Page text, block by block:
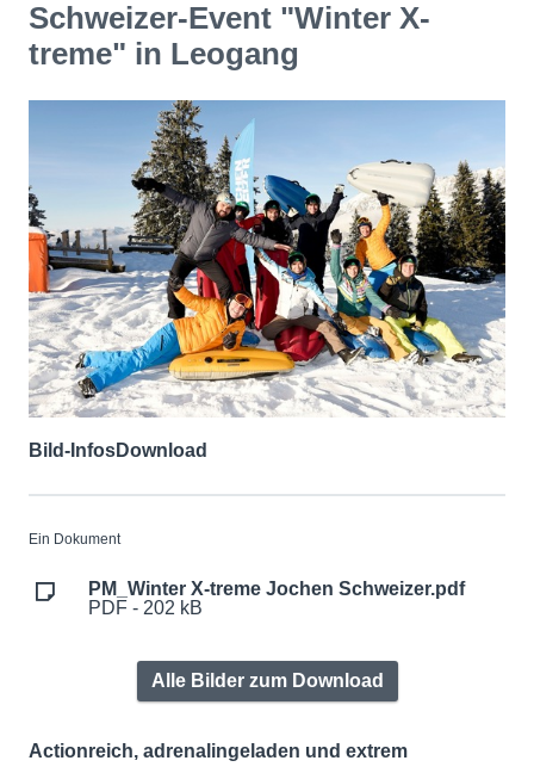
Schweizer-Event "Winter X-
treme" in Leogang
Bild-InfosDownload
Ein Dokument
PM_Winter X-treme Jochen Schweizer.pdf
PDF - 202 kB
Alle Bilder zum Download
Actionreich, adrenalingeladen und extrem